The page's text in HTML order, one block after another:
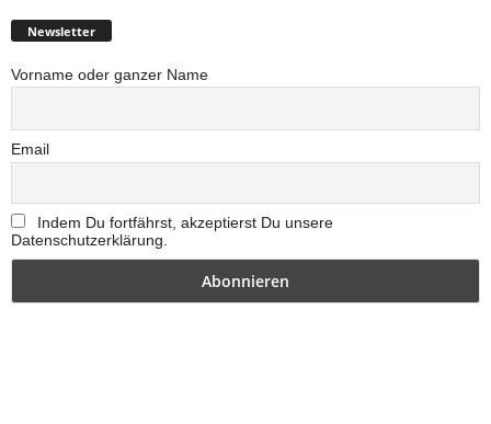
Newsletter
Vorname oder ganzer Name
Email
Indem Du fortfährst, akzeptierst Du unsere
Datenschutzerklärung.